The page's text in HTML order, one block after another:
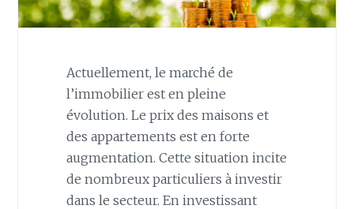
Actuellement, le marché de
l’immobilier est en pleine
évolution. Le prix des maisons et
des appartements est en forte
augmentation. Cette situation incite
de nombreux particuliers à investir
dans le secteur. En investissant